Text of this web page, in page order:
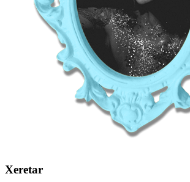
Xeretar